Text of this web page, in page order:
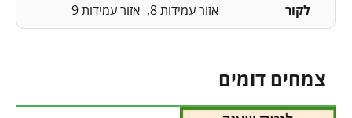
לקור
אזור עמידות 8
אזור עמידות 9
צמחים דומים